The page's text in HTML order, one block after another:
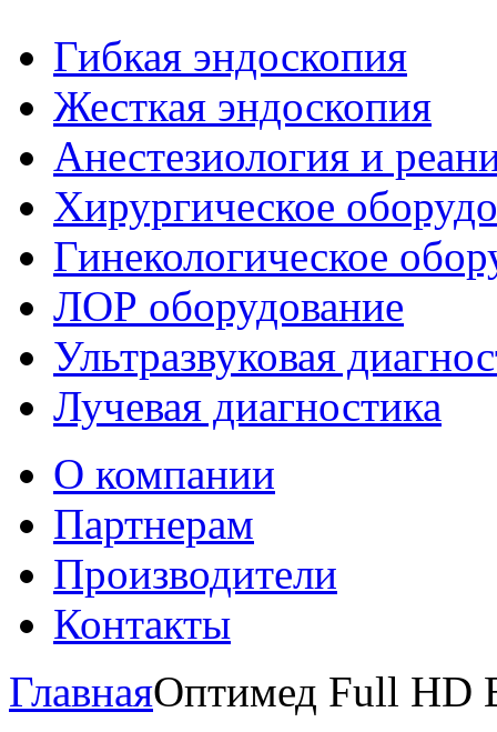
Гибкая эндоскопия
Жесткая эндоскопия
Анестезиология и
Хирургическое
Гинекологическое
ЛОР оборудование
Ультразвуковая
Лучевая диагностика
О компании
Партнерам
Производители
Контакты
ГлавнаяОптимед Full HD